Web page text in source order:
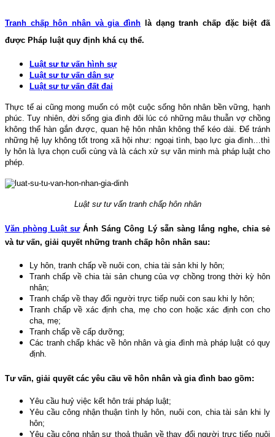
Tranh chấp hôn nhân và gia đình là dạng tranh chấp đặc biệt đã
được Pháp luật quy định khá cụ thể.
Luật sư tư vấn hình sự
Luật sư tư vấn dân sự
Luật sư tư vấn đất đai
Thực tế ai cũng mong muốn có một cuộc sống hôn nhân bền vững, hạnh
phúc. Tuy nhiên, đời sống gia đình đôi lúc có những mâu thuẫn vợ chồng
không thể hàn gắn được, quan hệ hôn nhân không thể kéo dài. Để tránh
những hệ lụy không tốt trong xã hội như: ngoại tình, bạo lực gia đình…thì
ly hôn là lựa chọn cuối cùng và là cách xử sự văn minh mà pháp luật cho
phép.
Luật sư tư vấn tranh chấp hôn nhân
Văn phòng Luật sưÁnh Sáng Công Lý sẵn sàng lắng nghe, chia sẻ
và tư vấn, giải quyết những tranh chấp hôn nhân sau:
Ly hôn, tranh chấp về nuôi con, chia tài sản khi ly hôn;
Tranh chấp về chia tài sản chung của vợ chồng trong thời kỳ hôn
nhân;
Tranh chấp về thay đổi người trực tiếp nuôi con sau khi ly hôn;
Tranh chấp về xác định cha, mẹ cho con hoặc xác định con cho
cha, mẹ;
Tranh chấp về cấp dưỡng;
Các tranh chấp khác về hôn nhân và gia đình mà pháp luật có quy
định.
Tư vấn, giải quyết các yêu cầu về hôn nhân và gia đình bao gồm:
Yêu cầu huỷ việc kết hôn trái pháp luật;
Yêu cầu công nhận thuận tình ly hôn, nuôi con, chia tài sản khi ly
hôn;
Yêu cầu công nhận sự thoả thuận về thay đổi người trực tiếp nuôi